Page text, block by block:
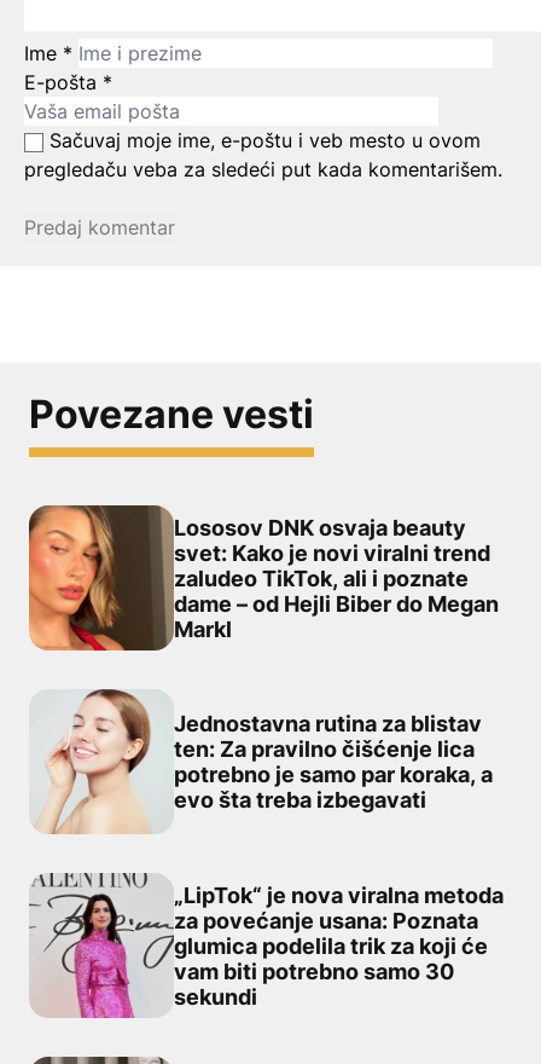
Ime *
E-pošta *
Sačuvaj moje ime, e-poštu i veb mesto u ovom
pregledaču veba za sledeći put kada komentarišem.
Povezane vesti
Lososov DNK osvaja beauty svet: Kako je novi viralni
Lososov DNK osvaja beauty
svet: Kako je novi viralni trend
zaludeo TikTok, ali i poznate
dame – od Hejli Biber do Megan
Markl
Jednostavna rutina za blistav ten: Za pravilno
Jednostavna rutina za blistav
ten: Za pravilno čišćenje lica
potrebno je samo par koraka, a
evo šta treba izbegavati
„LipTok“ je nova viralna metoda za povećanje
„LipTok“ je nova viralna metoda
za povećanje usana: Poznata
glumica podelila trik za koji će
vam biti potrebno samo 30
sekundi